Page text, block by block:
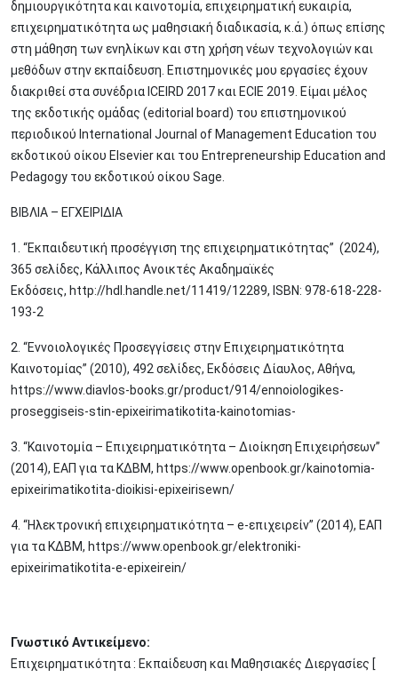
δημιουργικότητα και καινοτομία, επιχειρηματική ευκαιρία,
επιχειρηματικότητα ως μαθησιακή διαδικασία, κ.ά.) όπως επίσης
στη μάθηση των ενηλίκων και στη χρήση νέων τεχνολογιών και
μεθόδων στην εκπαίδευση. Επιστημονικές μου εργασίες έχουν
διακριθεί στα συνέδρια ICEIRD 2017 και ECIE 2019. Είμαι μέλος
της εκδοτικής ομάδας (editorial board) του επιστημονικού
περιοδικού International Journal of Management Education του
εκδοτικού οίκου Elsevier και του Entrepreneurship Education and
Pedagogy του εκδοτικού οίκου Sage.
ΒΙΒΛΙΑ – ΕΓΧΕΙΡΙΔΙΑ
1. “Εκπαιδευτική προσέγγιση της επιχειρηματικότητας” (2024),
365 σελίδες, Κάλλιπος Ανοικτές Ακαδημαϊκές
Εκδόσεις, http://hdl.handle.net/11419/12289, ISBN: 978-618-228-
193-2
2. “Εννοιολογικές Προσεγγίσεις στην Επιχειρηματικότητα
Καινοτομίας” (2010), 492 σελίδες, Εκδόσεις Δίαυλος, Αθήνα,
https://www.diavlos-books.gr/product/914/ennoiologikes-
proseggiseis-stin-epixeirimatikotita-kainotomias-
3. “Καινοτομία – Επιχειρηματικότητα – Διοίκηση Επιχειρήσεων”
(2014), ΕΑΠ για τα ΚΔΒΜ, https://www.openbook.gr/kainotomia-
epixeirimatikotita-dioikisi-epixeirisewn/
4. “Ηλεκτρονική επιχειρηματικότητα – e-επιχειρείν” (2014), ΕΑΠ
για τα ΚΔΒΜ, https://www.openbook.gr/elektroniki-
epixeirimatikotita-e-epixeirein/
Γνωστικό Αντικείμενο:
Επιχειρηματικότητα : Εκπαίδευση και Μαθησιακές Διεργασίες [